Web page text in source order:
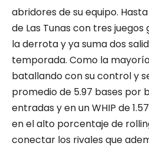
abridores de su equipo.
de Las Tunas con tres
la derrota y ya suma dos
temporada. Como la
batallando con su control y
promedio de 5.97 bases por
entradas y en un WHIP de
en el alto porcentaje de
conectar los rivales que